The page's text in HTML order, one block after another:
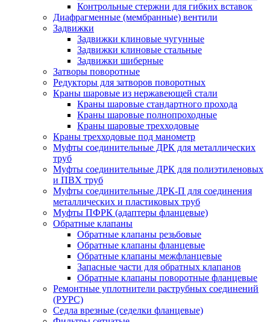
Контрольные стержни для гибких вставок
Диафрагменные (мембранные) вентили
Задвижки
Задвижки клиновые чугунные
Задвижки клиновые стальные
Задвижки шиберные
Затворы поворотные
Редукторы для затворов поворотных
Краны шаровые из нержавеющей стали
Краны шаровые стандартного прохода
Краны шаровые полнопроходные
Краны шаровые трехходовые
Краны трехходовые под манометр
Муфты соединительные ДРК для металлических
труб
Муфты соединительные ДРК для полиэтиленовых
и ПВХ труб
Муфты соединительные ДРК-П для соединения
металлических и пластиковых труб
Муфты ПФРК (адаптеры фланцевые)
Обратные клапаны
Обратные клапаны резьбовые
Обратные клапаны фланцевые
Обратные клапаны межфланцевые
Запасные части для обратных клапанов
Обратные клапаны поворотные фланцевые
Ремонтные уплотнители раструбных соединений
(РУРС)
Седла врезные (седелки фланцевые)